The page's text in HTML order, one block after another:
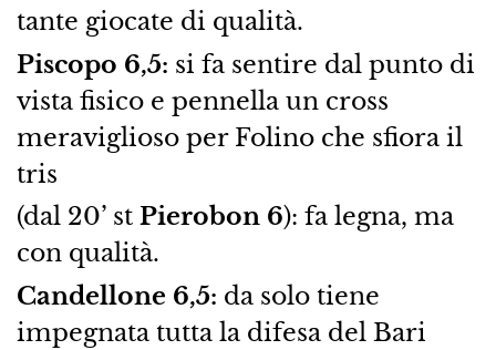
tante giocate di qualità.
Piscopo 6,5: si fa sentire dal punto di
vista fisico e pennella un cross
meraviglioso per Folino che sfiora il
tris
(dal 20’ st Pierobon 6): fa legna, ma
con qualità.
Candellone 6,5: da solo tiene
impegnata tutta la difesa del Bari